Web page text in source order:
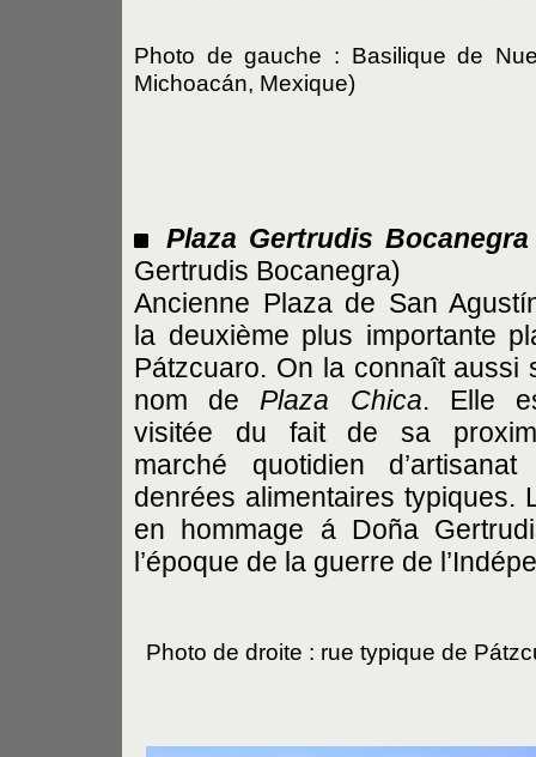
Photo de gauche : Basilique de
Michoacán, Mexique)
Plaza Gertrudis Bocanegra
Gertrudis Bocanegra)
Ancienne Plaza de San
la deuxième plus importante
Pátzcuaro. On la connaît aussi
nom de Plaza Chica. Elle
visitée du fait de sa
marché quotidien
denrées alimentaires typiques.
en hommage á Doña
l’époque de la guerre de
Photo de droite : rue typique de